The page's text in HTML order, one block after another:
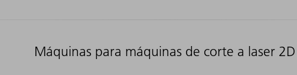
Máquinas para máquinas de corte a laser 2D